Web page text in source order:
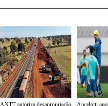
ANTT autoriza desapropriação Ancelotti